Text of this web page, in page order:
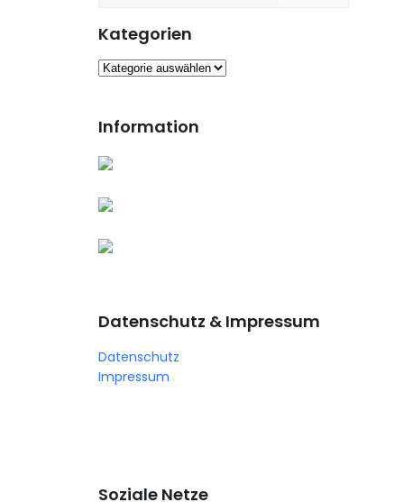
Kategorien
Kategorien
Information
Datenschutz & Impressum
Datenschutz
Impressum
Soziale Netze